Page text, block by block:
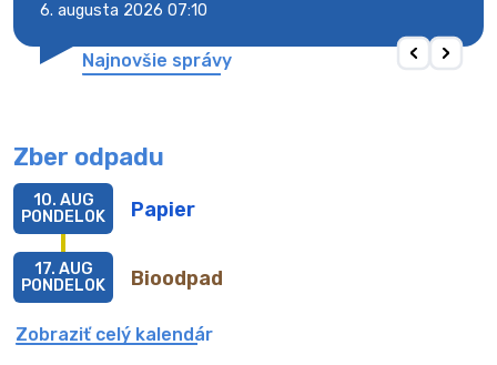
6. augusta 2026 07:10
Najnovšie správy
Zber odpadu
Papier
10. AUG
PONDELOK
Bioodpad
17. AUG
PONDELOK
Zobraziť celý kalendár